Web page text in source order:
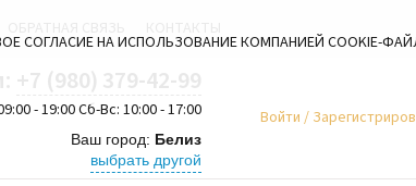
- 19:00 Сб-Вс: 10:00 - 17:00
Ваш город: Белиз
выбрать другой
Войти /
СОГЛАСИЕ НА ИСПОЛЬЗОВАНИЕ КОМПАНИЕЙ COOKIE-